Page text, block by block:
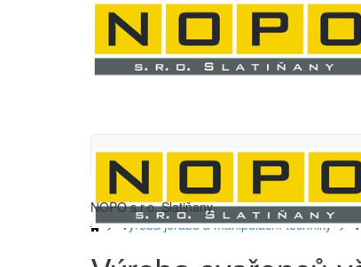
NOPO s.r.o. Slatiňany
>Výroba jeřábů a manipulační techniky>